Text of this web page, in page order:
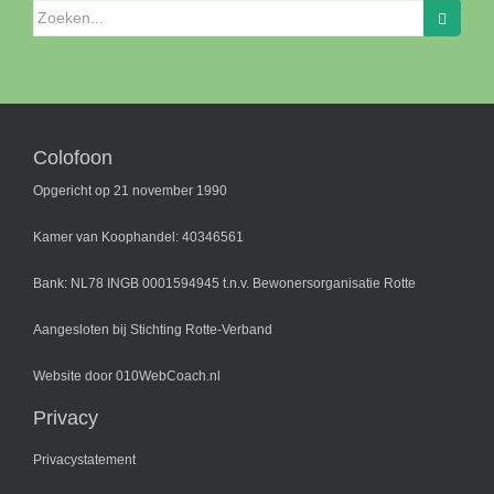
Zoeken
naar:
Colofoon
Opgericht op 21 november 1990
Kamer van Koophandel: 40346561
Bank: NL78 INGB 0001594945 t.n.v. Bewonersorganisatie Rotte
Aangesloten bij Stichting Rotte-Verband
Website door 010WebCoach.nl
Privacy
Privacystatement